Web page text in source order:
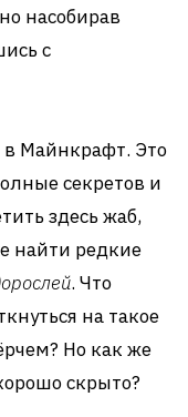
насобирав
с
в Майнкрафт. Это
секретов и
здесь жаб,
найти редкие
. Что
на такое
Но как же
скрыто?